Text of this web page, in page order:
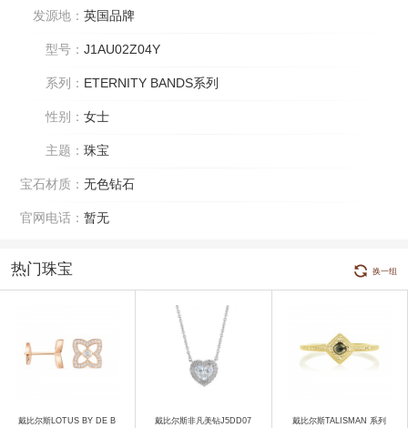
发源地： 英国品牌
型号： J1AU02Z04Y
系列： ETERNITY BANDS系列
性别： 女士
主题： 珠宝
宝石材质： 无色钻石
官网电话： 暂无
热门珠宝 换一组
戴比尔斯LOTUS BY DE B
戴比尔斯非凡美钻J5DD07
戴比尔斯TALISMAN 系列